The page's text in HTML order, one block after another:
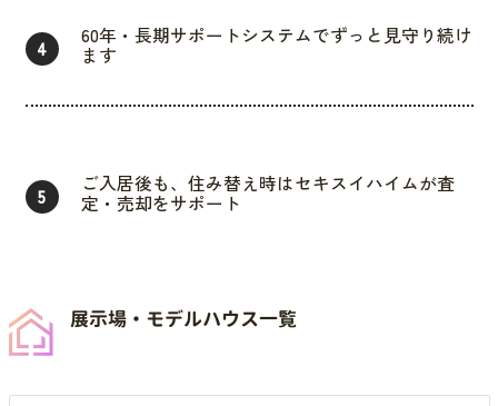
4 60年・長期サポートシステムでずっと見守り続け
ます
5 ご入居後も、住み替え時はセキスイハイムが査
定・売却をサポート
展示場・モデルハウス一覧